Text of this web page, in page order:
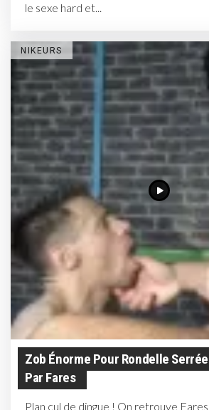
le sexe hard et...
NIKEURS
Zob Énorme Pour Rondelle
Par Fares
Plan cul de dingue ! On retrouve